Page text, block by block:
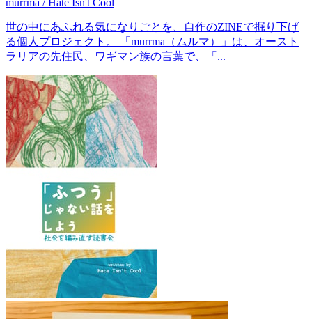
世の中にあふれる気になりごとを、自作のZINEで掘り下げ
る個人プロジェクト。 「murrma（ムルマ）」は、オースト
ラリアの先住民、ワギマン族の言葉で、「...